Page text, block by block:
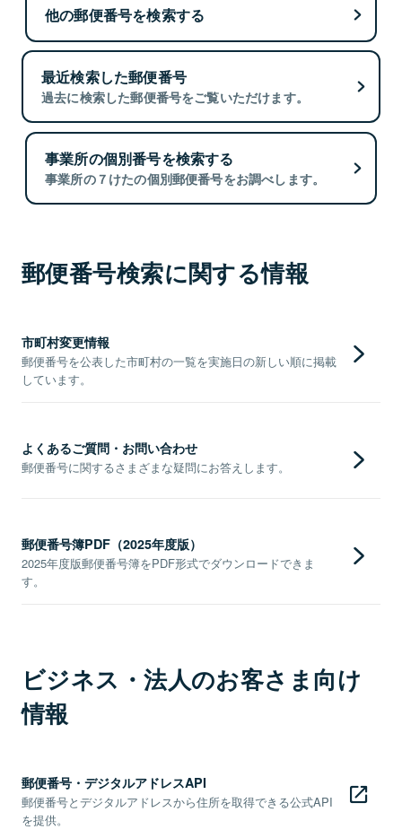
他の郵便番号を検索する
最近検索した郵便番号
過去に検索した郵便番号をご覧いただけます。
事業所の個別番号を検索する
事業所の７けたの個別郵便番号をお調べします。
郵便番号検索に関する情報
市町村変更情報
郵便番号を公表した市町村の一覧を実施日の新しい順に掲載
しています。
よくあるご質問・お問い合わせ
郵便番号に関するさまざまな疑問にお答えします。
郵便番号簿PDF（2025年度版）
2025年度版郵便番号簿をPDF形式でダウンロードできま
す。
ビジネス・法人のお客さま向け
情報
郵便番号・デジタルアドレスAPI
郵便番号とデジタルアドレスから住所を取得できる公式API
を提供。